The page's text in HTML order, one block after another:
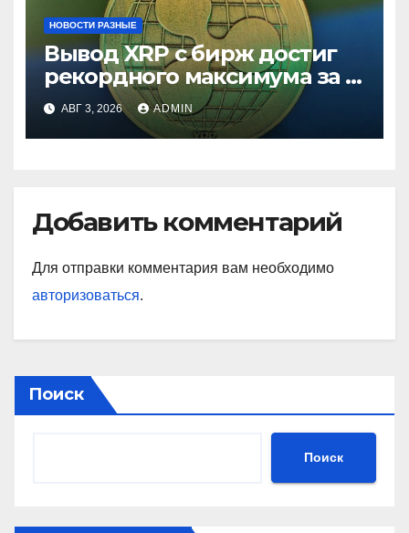
НОВОСТИ РАЗНЫЕ
Вывод XRP с бирж достиг
рекордного максимума за 5
летАВГ 3, 2026 ADMIN
Добавить комментарий
Для отправки комментария вам необходимо
авторизоваться.
Поиск
Поиск